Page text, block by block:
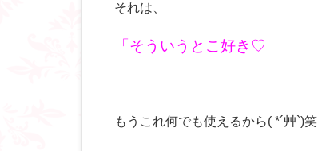
それは、
「そういうとこ好き♡」
もうこれ何でも使えるから( *´艸`)笑